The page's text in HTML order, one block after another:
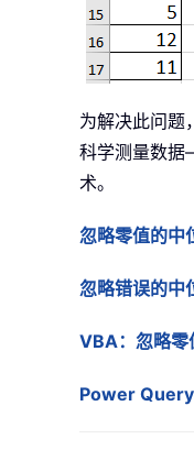
为解决此问题
科学测量数据
术。
忽略零值的中
忽略错误的中
VBA：忽略零
Power Query